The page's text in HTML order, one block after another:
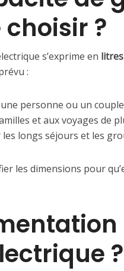
?
s’exprime en litres
:
personne ou un
et aux voyages de
les longs séjours et les
les dimensions pour
?